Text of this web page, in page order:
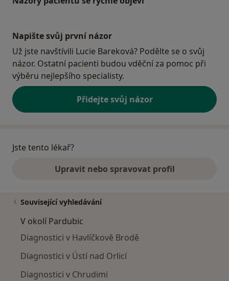
Napište svůj první názor
Už jste navštívili Lucie Bareková? Podělte se o svůj
názor. Ostatní pacienti budou vděční za pomoc při
výběru nejlepšího specialisty.
Přidejte svůj názor
Jste tento lékař?
Upravit nebo spravovat profil
Související vyhledávání
V okolí Pardubic
Diagnostici v Havlíčkově Brodě
Diagnostici v Ústí nad Orlicí
Diagnostici v Chrudimi